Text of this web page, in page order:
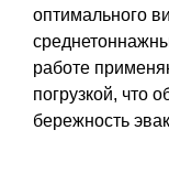
оптимального
работе
погрузкой, что
бережность